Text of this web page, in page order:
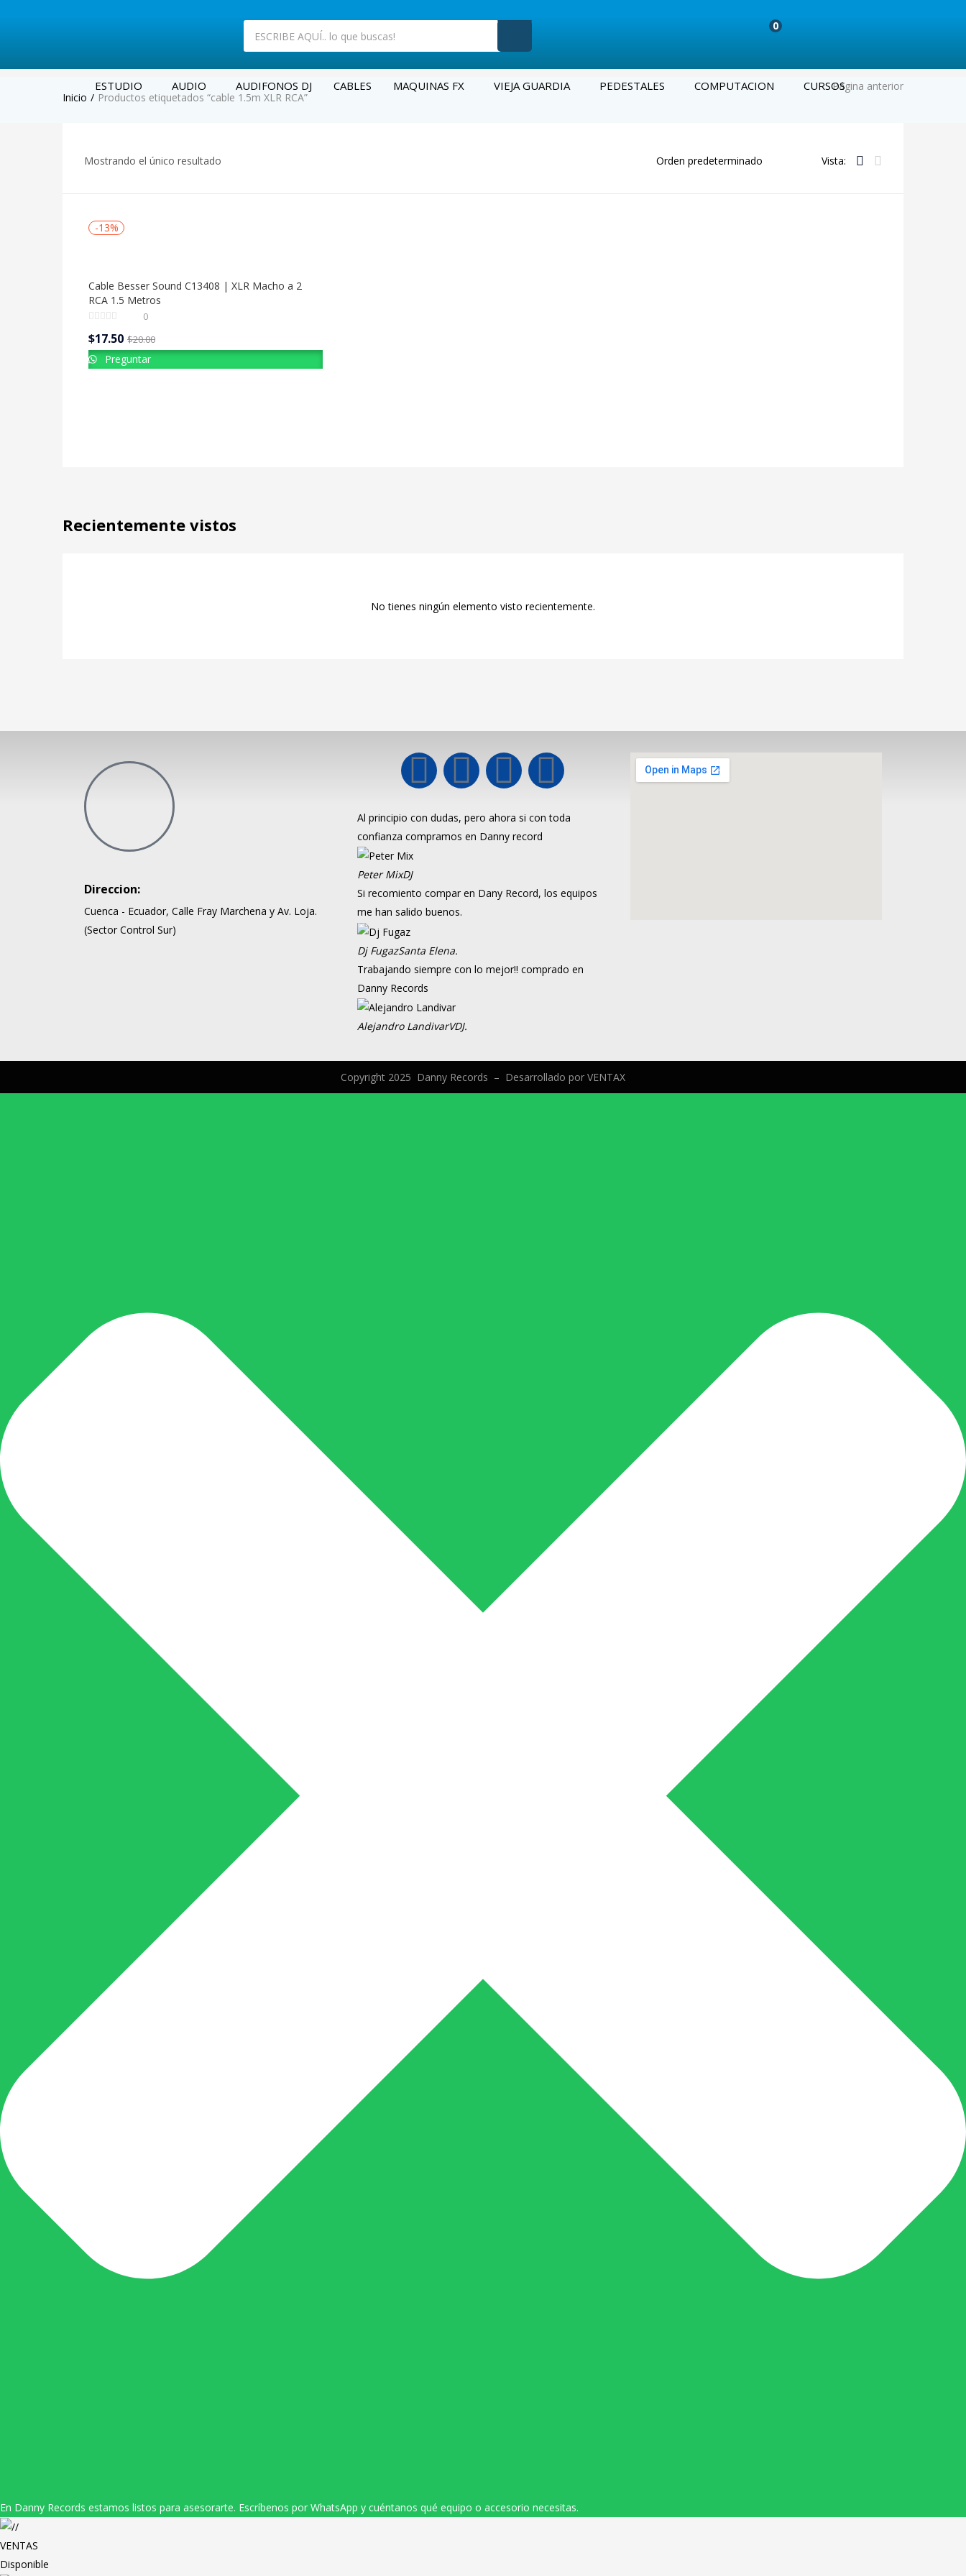
0
ESTUDIO AUDIO AUDIFONOS DJ CABLES MAQUINAS FX VIEJA GUARDIA PEDESTALES COMPUTACION CURSOS
Inicio Productos etiquetados “cable 1.5m XLR RCA”
Página anterior
Mostrando el único resultado Vista:
-13%
Cable Besser Sound C13408 | XLR Macho a 2
RCA 1.5 Metros
0
$17.50 $20.00
Preguntar
Recientemente vistos
No tienes ningún elemento visto recientemente.
Direccion:
Cuenca - Ecuador, Calle Fray Marchena y Av. Loja.
(Sector Control Sur)
Al principio con dudas, pero ahora si con toda
confianza compramos en Danny record
Peter MixDJ
Si recomiento compar en Dany Record, los equipos
me han salido buenos.
Dj FugazSanta Elena.
Trabajando siempre con lo mejor!! comprado en
Danny Records
Alejandro LandivarVDJ.
Copyright 2025 Danny Records – Desarrollado por VENTAX
En Danny Records estamos listos para asesorarte. Escríbenos por WhatsApp y cuéntanos qué equipo o accesorio necesitas.
VENTAS
Disponible